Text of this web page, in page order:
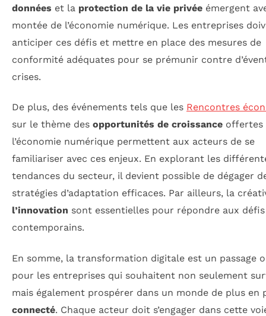
données et la protection de la vie privée émergent
montée de l’économie numérique. Les entreprises
anticiper ces défis et mettre en place des mesures de
conformité adéquates pour se prémunir contre
crises.
De plus, des événements tels que les Rencontres
sur le thème des opportunités de croissance offertes
l’économie numérique permettent aux acteurs de se
familiariser avec ces enjeux. En explorant les
tendances du secteur, il devient possible de dégager
stratégies d’adaptation efficaces. Par ailleurs, la
l’innovation sont essentielles pour répondre aux défis
contemporains.
En somme, la transformation digitale est un passage
pour les entreprises qui souhaitent non seulement
mais également prospérer dans un monde de plus en
connecté. Chaque acteur doit s’engager dans cette